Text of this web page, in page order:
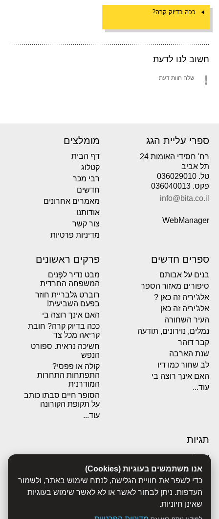
אנו משתמשים בעוגיות (Cookies)
כדי לשפר את חוויית הגלישה, לנתח שימוש באתר, ולשמור
העדפות. ניתן לבחור לאשר או לא לאשר שימוש בעוגיות
שאינן חיוניות.
ככה בדיוק קרה?
חשוב לנו לדעת
שלח חוות דעת
ספרי עליית הגג
רח' חסידי האומות 24
תל אביב
טל. 036029010
פקס. 036040013
info@bita.co.il
WebManager
מומלצים
דף הבית
קטלוג
רבי מכר
חדשים
מאמרים אחרונים
אודותנו
צור קשר
מדיניות פרטיות
ספרים חדשים
בנים על אבותם
סיפורים מאזור הספר
אלג'יריה זה כאן ?
אלג'יריה זה כאן
העיר השחורה
נמלים, נוירונים, תודעה
קבר דוהר
שנת הארבה
לב שחור כמו דיו
האם אינך רוצה בי
עוד...
פרקים ראשונים
מבט נדיר לפְּנים
המשפחה החרדית
רוברט גלבריית חוזר
בפעם השביעית!
האם אינך רוצה בי
ככה בדיוק קרה? חובת
קריאה מכל צד
חשיכה נראית. ספורט
הנפש
קולה או פפסי?
התפתחות התחרות
המודרנית
הסופר חיים סבתו כותב
על תקופת הקורונה
עוד...
תגיות
אבולוציה
אכסדרה
אנשים
ביוגרפיות
ביולוגיה